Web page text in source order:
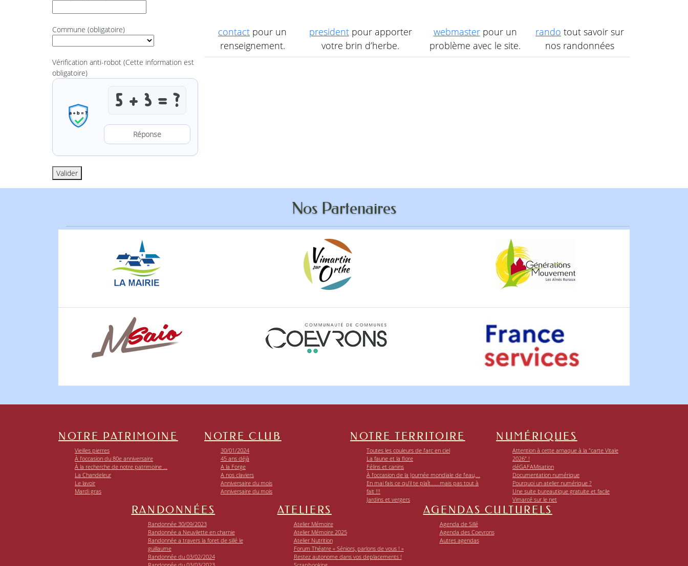
Commune (obligatoire)
Vérification anti-robot (Cette information est
obligatoire)
Résoudre l’addition anti-robot
Valider
contact pour un
renseignement.
presidentpour apporter
votre brin d’herbe.
webmasterpour un
problème avec le site.
rando tout savoir sur
nos randonnées
Nos Partenaires
NOTRE PATRIMOINE
Vieilles pierres
À l’occasion du 80e anniversaire
À la recherche de notre patrimoine …
La Chandeleur
Le lavoir
Mardi gras
NOTRE CLUB
30/01/2024
45 ans déjà
A la Forge
A nos claviers
Anniversaire du mois
Anniversaire du mois
NOTRE TERRITOIRE
Toutes les couleurs de l’arc en ciel
La faune et la flore
Félins et canins
À l’occasion de la Journée mondiale de l’eau,...
En mai fais ce qu’il te plaît......mais pas tout à
fait !!!
Jardins et vergers
NUMÉRIQUES
Attention à cette arnaque à la "carte Vitale
2026" !
déGAFAMisation
Documentation numérique
Pourquoi un atelier numérique ?
Une suite bureautique gratuite et facile
Vimarcé sur le net
RANDONNÉES
Randonnée 30/09/2023
Randonnée a Neuvilette en charnie
Randonnée a travers la foret de sillé le
guillaume
Randonnée du 03/02/2024
ATELIERS
Atelier Mémoire
Atelier Mémoire 2025
Atelier Nutrition
Forum Théatre « Séniors, parlons de vous ! »
Restez autonome dans vos deplacements !
AGENDAS CULTURELS
Agenda de Sillé
Agenda des Coevrons
Autres agendas